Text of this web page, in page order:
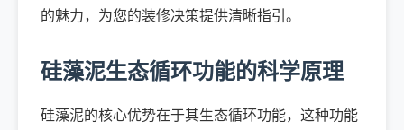
的魅力，为您的装修决策提供清晰指引。
硅藻泥生态循环功能的科学原理
硅藻泥的核心优势在于其生态循环功能，这种功能